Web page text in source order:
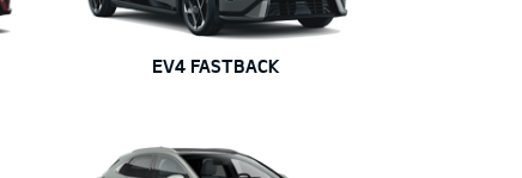
EV4 FASTBACK